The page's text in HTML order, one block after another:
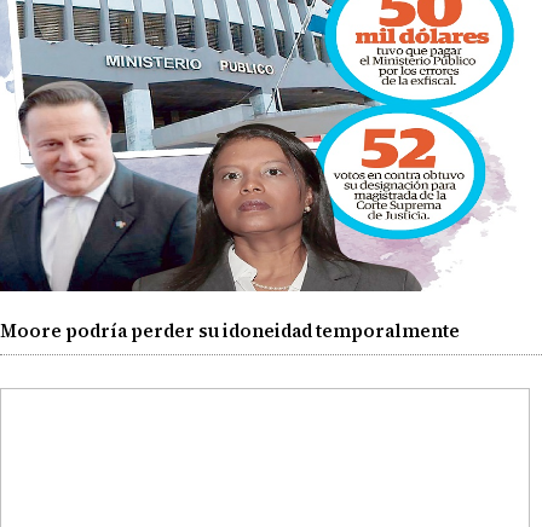
Moore podría perder su idoneidad temporalmente